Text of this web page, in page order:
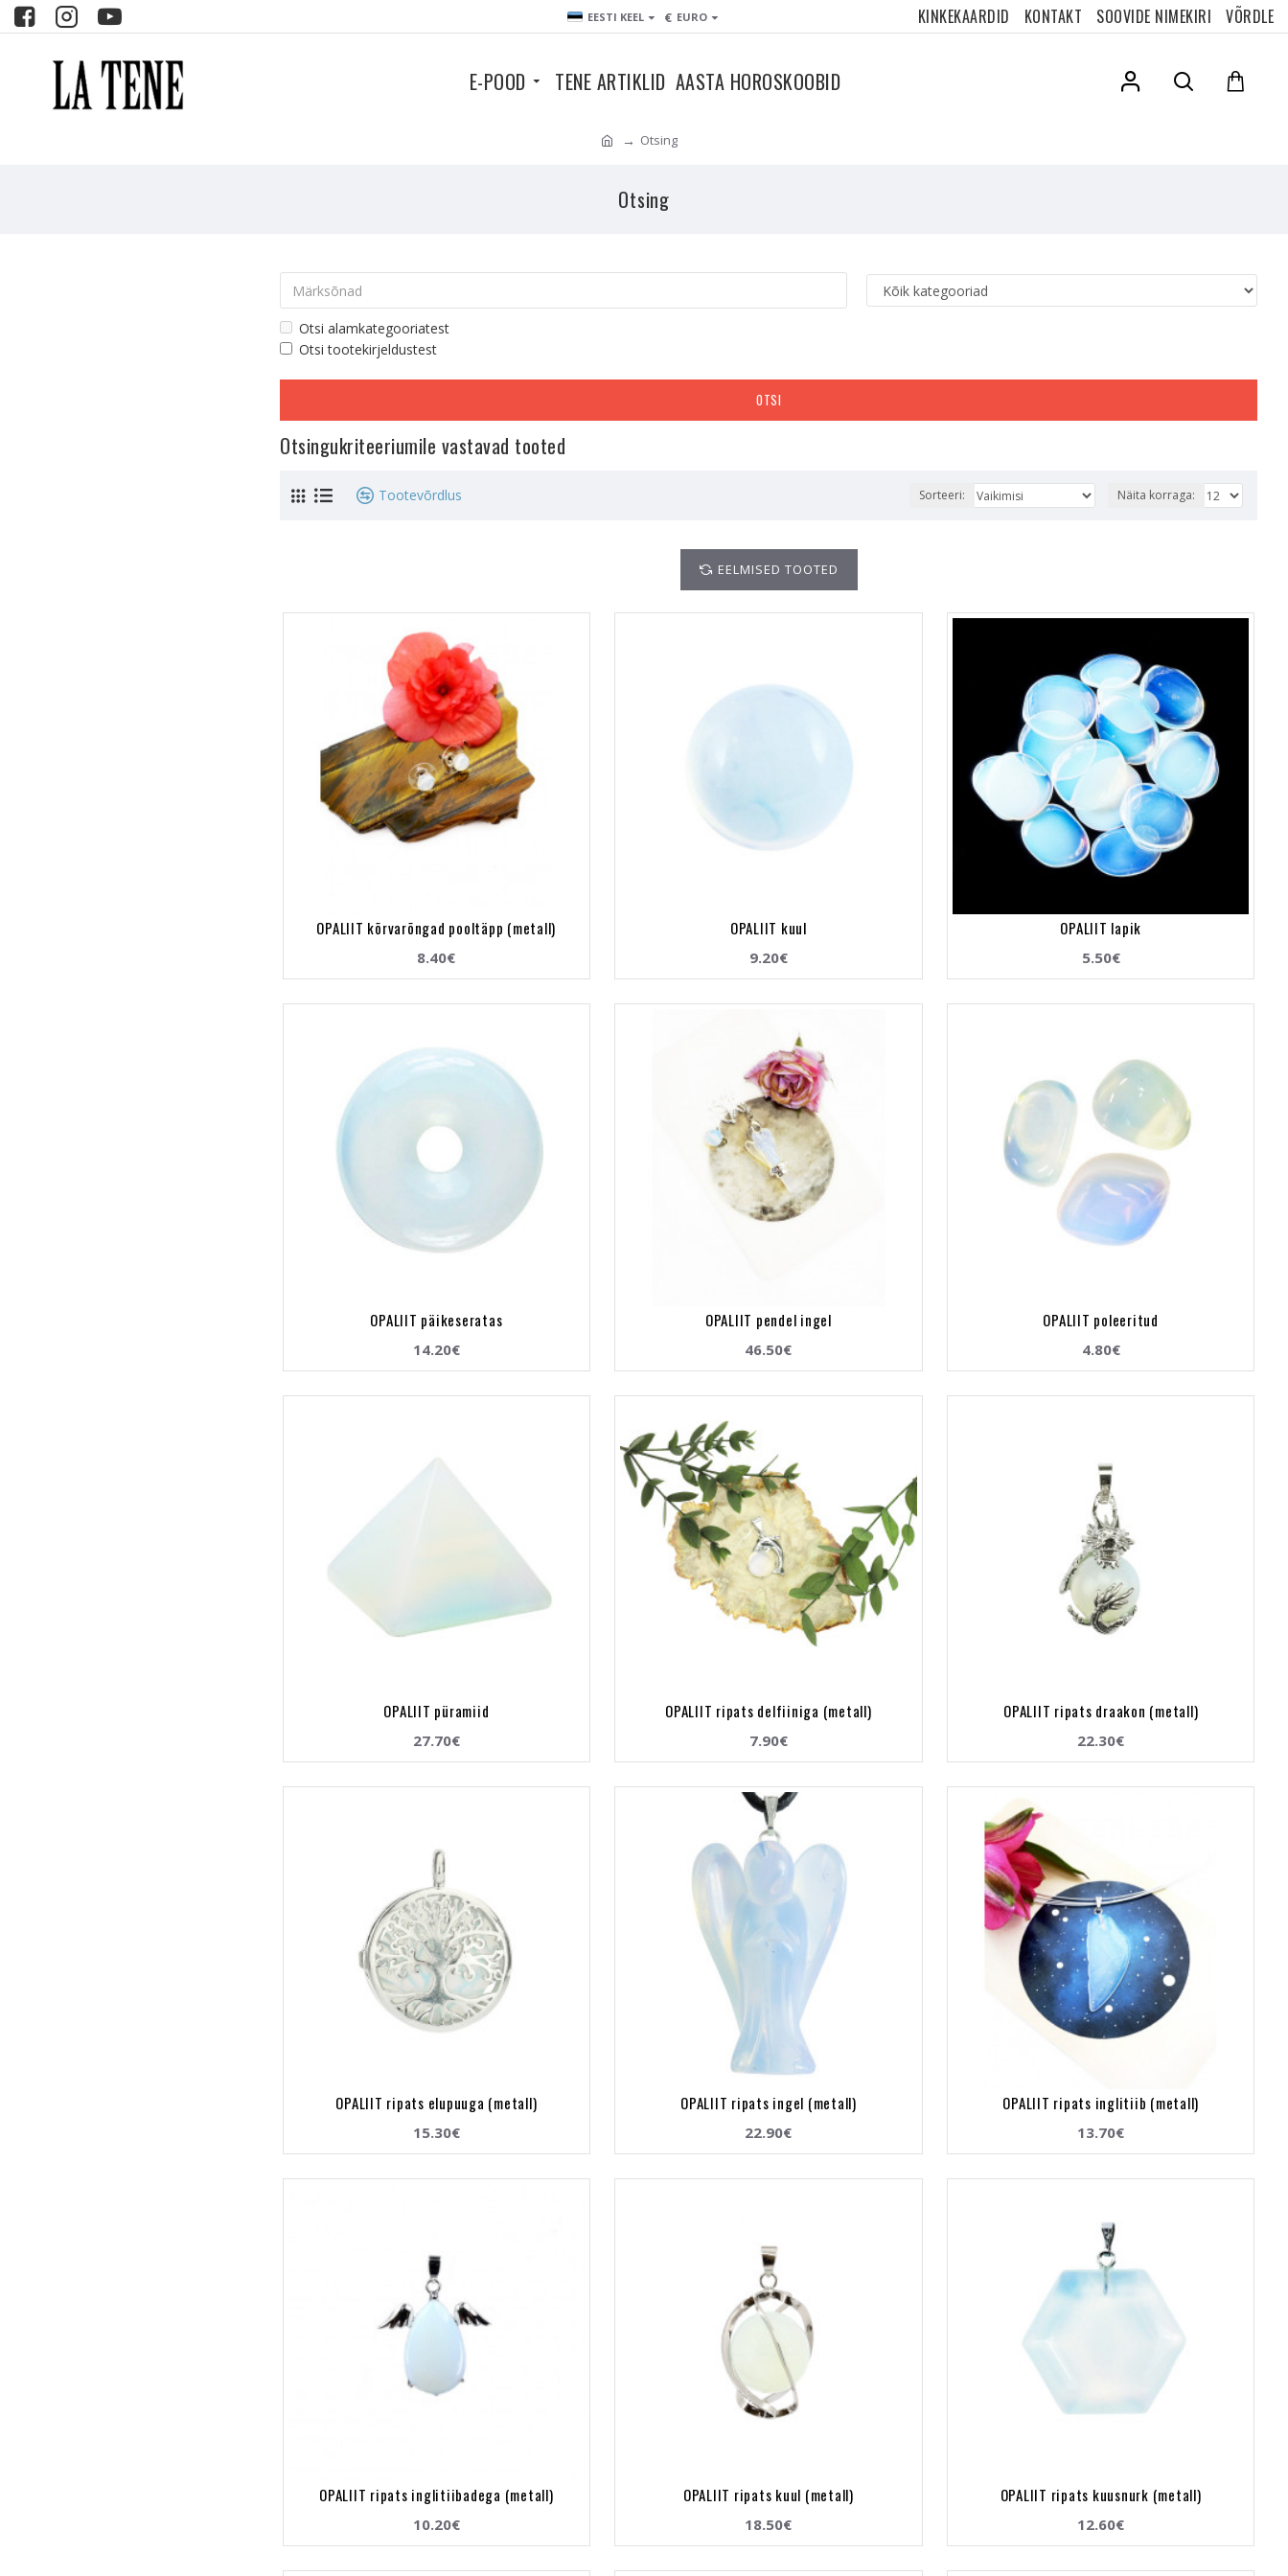
EESTI KEEL € EURO KINKEKAARDID KONTAKT SOOVIDE NIMEKIRI VÕRDLE
E-POOD TENE ARTIKLID AASTA HOROSKOOBID
Otsing
Otsing
Otsi alamkategooriatest
Otsi tootekirjeldustest
OTSI
Otsingukriteeriumile vastavad tooted
Tootevõrdlus Sorteeri: Näita korraga:
EELMISED TOOTED
OPALIIT kõrvarõngad pooltäpp (metall)
8.40€
OPALIIT kuul
9.20€
OPALIIT lapik
5.50€
OPALIIT päikeseratas
14.20€
OPALIIT pendel ingel
46.50€
OPALIIT poleeritud
4.80€
OPALIIT püramiid
27.70€
OPALIIT ripats delfiiniga (metall)
7.90€
OPALIIT ripats draakon (metall)
22.30€
OPALIIT ripats elupuuga (metall)
15.30€
OPALIIT ripats ingel (metall)
22.90€
OPALIIT ripats inglitiib (metall)
13.70€
OPALIIT ripats inglitiibadega (metall)
10.20€
OPALIIT ripats kuul (metall)
18.50€
OPALIIT ripats kuusnurk (metall)
12.60€